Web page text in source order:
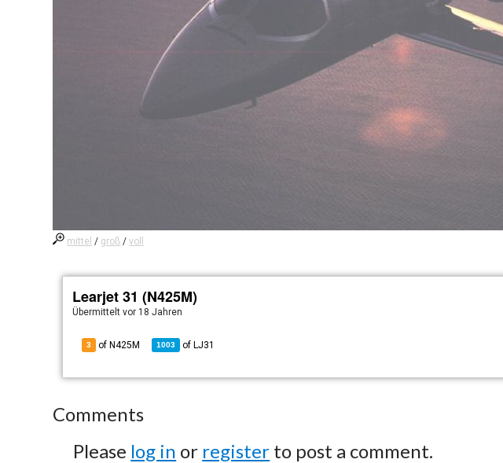
mittel / groß /voll
Learjet 31 (N425M)
Übermitteltvor 18 Jahren
3 of N425M 1003 of LJ31
Comments
Please log in or register to post a comment.